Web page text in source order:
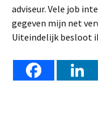
adviseur. Vele job
gegeven mijn net
Uiteindelijk besloot